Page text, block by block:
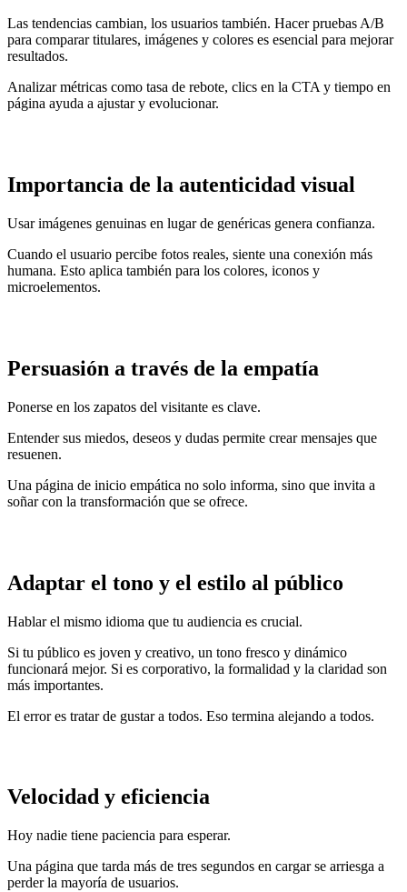
Las tendencias cambian, los usuarios también. Hacer pruebas A/B
para comparar titulares, imágenes y colores es esencial para mejorar
resultados.
Analizar métricas como tasa de rebote, clics en la CTA y tiempo en
página ayuda a ajustar y evolucionar.
Importancia de la autenticidad visual
Usar imágenes genuinas en lugar de genéricas genera confianza.
Cuando el usuario percibe fotos reales, siente una conexión más
humana. Esto aplica también para los colores, iconos y
microelementos.
Persuasión a través de la empatía
Ponerse en los zapatos del visitante es clave.
Entender sus miedos, deseos y dudas permite crear mensajes que
resuenen.
Una página de inicio empática no solo informa, sino que invita a
soñar con la transformación que se ofrece.
Adaptar el tono y el estilo al público
Hablar el mismo idioma que tu audiencia es crucial.
Si tu público es joven y creativo, un tono fresco y dinámico
funcionará mejor. Si es corporativo, la formalidad y la claridad son
más importantes.
El error es tratar de gustar a todos. Eso termina alejando a todos.
Velocidad y eficiencia
Hoy nadie tiene paciencia para esperar.
Una página que tarda más de tres segundos en cargar se arriesga a
perder la mayoría de usuarios.